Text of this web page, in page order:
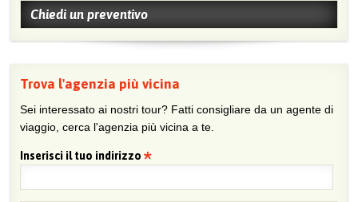
Chiedi un preventivo
Trova l'agenzia più vicina
Sei interessato ai nostri tour? Fatti consigliare da un agente di
viaggio, cerca l'agenzia più vicina a te.
Inserisci il tuo indirizzo